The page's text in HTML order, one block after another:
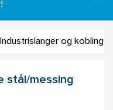
Industrislanger og koblinger
stål/messing